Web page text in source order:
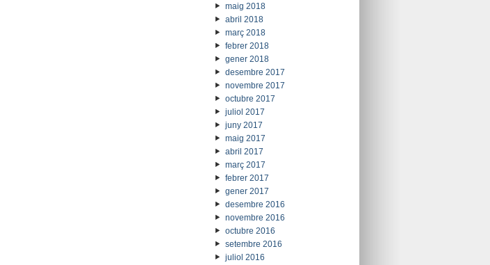
maig 2018
abril 2018
març 2018
febrer 2018
gener 2018
desembre 2017
novembre 2017
octubre 2017
juliol 2017
juny 2017
maig 2017
abril 2017
març 2017
febrer 2017
gener 2017
desembre 2016
novembre 2016
octubre 2016
setembre 2016
juliol 2016